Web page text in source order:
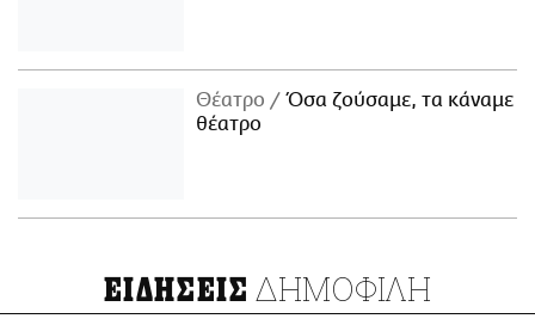
Θέατρο
Όσα ζούσαμε, τα κάναμε
θέατρο
ΕΙΔΗΣΕΙΣ ΔΗΜΟΦΙΛΗ